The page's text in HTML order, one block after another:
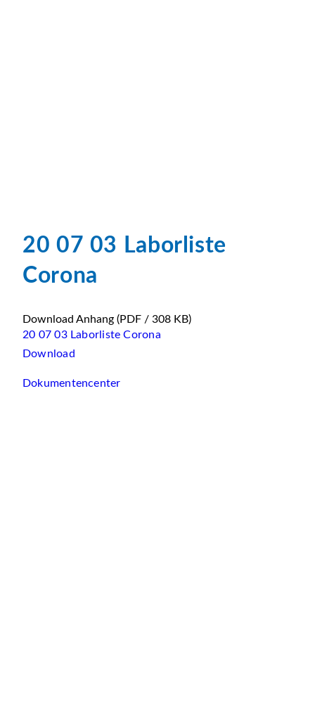
20 07 03 Laborliste
Corona
Download Anhang (PDF / 308 KB)
20 07 03 Laborliste Corona
Download
Dokumentencenter